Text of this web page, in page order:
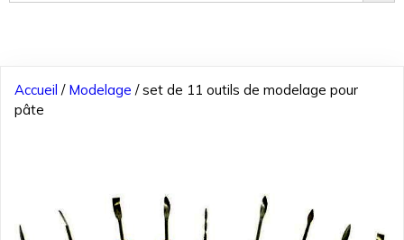
Accueil / Modelage / set de 11 outils de modelage pour
pâte